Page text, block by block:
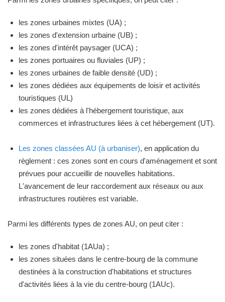
les zones urbaines mixtes (UA) ;
les zones d'extension urbaine (UB) ;
les zones d'intérêt paysager (UCA) ;
les zones portuaires ou fluviales (UP) ;
les zones urbaines de faible densité (UD) ;
les zones dédiées aux équipements de loisir et activités
touristiques (UL)
les zones dédiées à l'hébergement touristique, aux
commerces et infrastructures liées à cet hébergement (UT).
Les zones classées AU (à urbaniser), en application du
règlement : ces zones sont en cours d'aménagement et sont
prévues pour accueillir de nouvelles habitations.
L'avancement de leur raccordement aux réseaux ou aux
infrastructures routières est variable.
Parmi les différents types de zones AU, on peut citer :
les zones d'habitat (1AUa) ;
les zones situées dans le centre-bourg de la commune
destinées à la construction d'habitations et structures
d'activités liées à la vie du centre-bourg (1AUc).